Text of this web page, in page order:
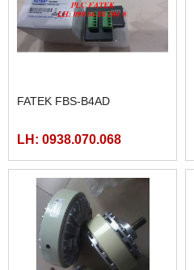
FATEK FBS-B4AD
LH: 0938.070.068